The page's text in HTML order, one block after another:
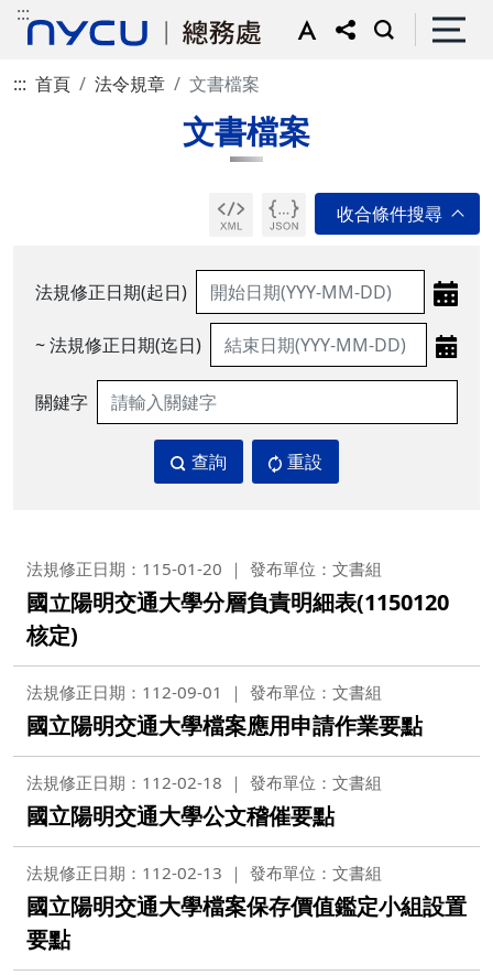
:::
::: 首頁 法令規章 文書檔案
文書檔案
法規修正日期(起日)
~ 法規修正日期(迄日)
關鍵字
查詢 重設
法規修正日期：115-01-20 發布單位：文書組
國立陽明交通大學分層負責明細表(1150120
核定)
法規修正日期：112-09-01 發布單位：文書組
國立陽明交通大學檔案應用申請作業要點
法規修正日期：112-02-18 發布單位：文書組
國立陽明交通大學公文稽催要點
法規修正日期：112-02-13 發布單位：文書組
國立陽明交通大學檔案保存價值鑑定小組設置
要點